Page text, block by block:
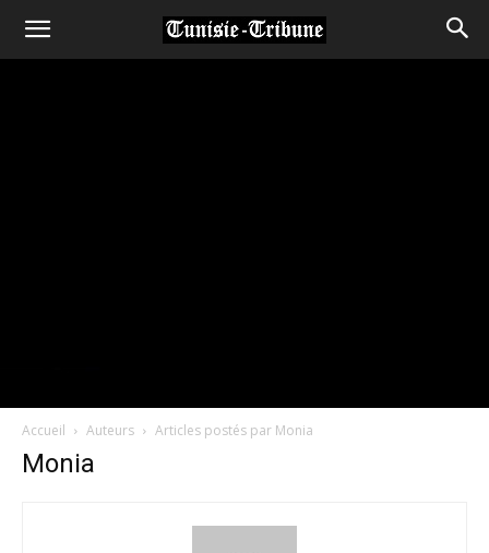
Accueil Auteurs Articles postés par Monia
Monia